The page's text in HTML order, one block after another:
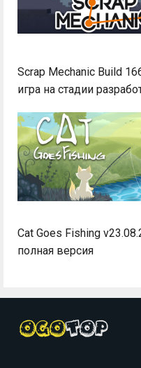
Scrap Mechanic Build
игра на стадии
Cat Goes Fishing
полная версия